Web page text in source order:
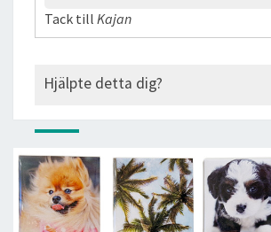
Tack till Kajan
Hjälpte detta dig?